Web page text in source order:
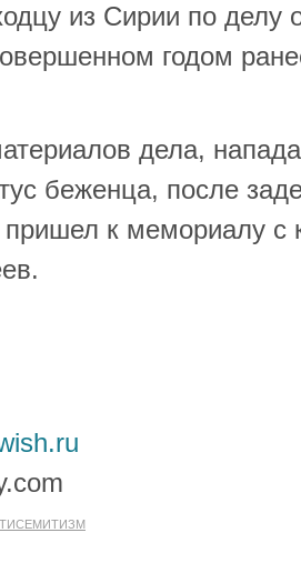
из Сирии по делу
годом
дела,
беженца, после
пришел к мемориалу